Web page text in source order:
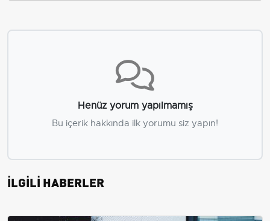
Henüz yorum yapılmamış
Bu içerik hakkında ilk yorumu siz yapın!
İLGİLİ HABERLER